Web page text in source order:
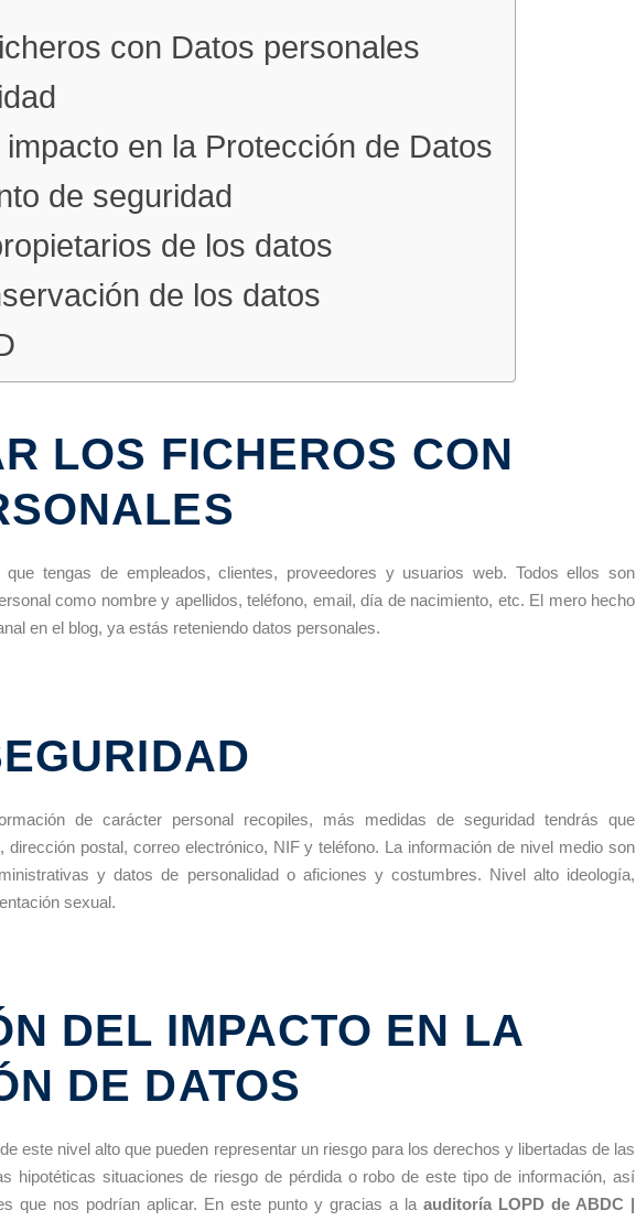
con Datos personales
en la Protección de Datos
de seguridad
de los datos
de los datos
LOS FICHEROS CON
tengas de empleados, clientes, proveedores y usuarios web. Todos ellos son
como nombre y apellidos, teléfono, email, día de nacimiento, etc. El mero hecho
en el blog, ya estás reteniendo datos personales.
de carácter personal recopiles, más medidas de seguridad tendrás que
dirección postal, correo electrónico, NIF y teléfono. La información de nivel medio son
y datos de personalidad o aficiones y costumbres. Nivel alto ideología,
sexual.
DEL IMPACTO EN LA
DE DATOS
este nivel alto que pueden representar un riesgo para los derechos y libertadas de las
hipotéticas situaciones de riesgo de pérdida o robo de este tipo de información, así
que nos podrían aplicar. En este punto y gracias a la auditoría LOPD de ABDC |